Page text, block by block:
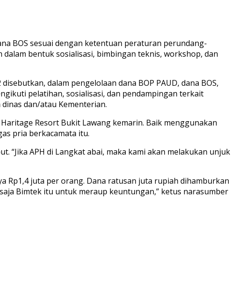
BOS sesuai dengan ketentuan peraturan perundang-
bentuk sosialisasi, bimbingan teknis, workshop, dan
dalam pengelolaan dana BOP PAUD, dana BOS,
pelatihan, sosialisasi, dan pendampingan terkait
dan/atau Kementerian.
Resort Bukit Lawang kemarin. Baik menggunakan
pria berkacamata itu.
“Jika APH di Langkat abai, maka kami akan melakukan unjuk
Rp1,4 juta per orang. Dana ratusan juta rupiah dihamburkan
Bimtek itu untuk meraup keuntungan,” ketus narasumber